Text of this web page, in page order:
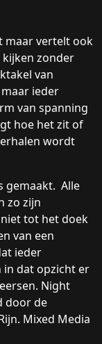
maar vertelt ook
kijken zonder
van
ieder
van spanning
hoe het zit of
wordt
gemaakt. Alle
zo zijn
tot het doek
van een
ieder
in dat opzicht er
Night
door de
Mixed Media